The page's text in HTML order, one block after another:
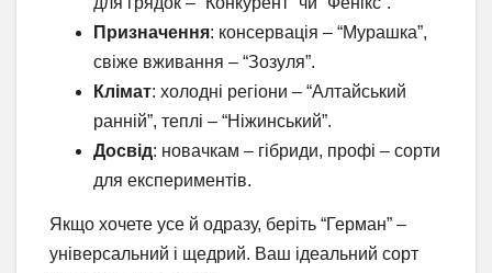
Призначення: консервація – “Мурашка”,
свіже вживання – “Зозуля”.
Клімат: холодні регіони – “Алтайський
ранній”, теплі – “Ніжинський”.
Досвід: новачкам – гібриди, профі – сорти
для експериментів.
Якщо хочете усе й одразу, беріть “Герман” –
універсальний і щедрий. Ваш ідеальний сорт